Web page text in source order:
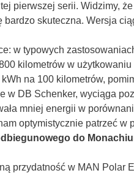
pierwszej serii. Widzimy,
skuteczna. Wersja
w typowych
kilometrów w
na 100 kilometrów,
DB Schenker, wyciąga
mniej energii w
optymistycznie patrzeć w
do
przydatność w MAN Polar